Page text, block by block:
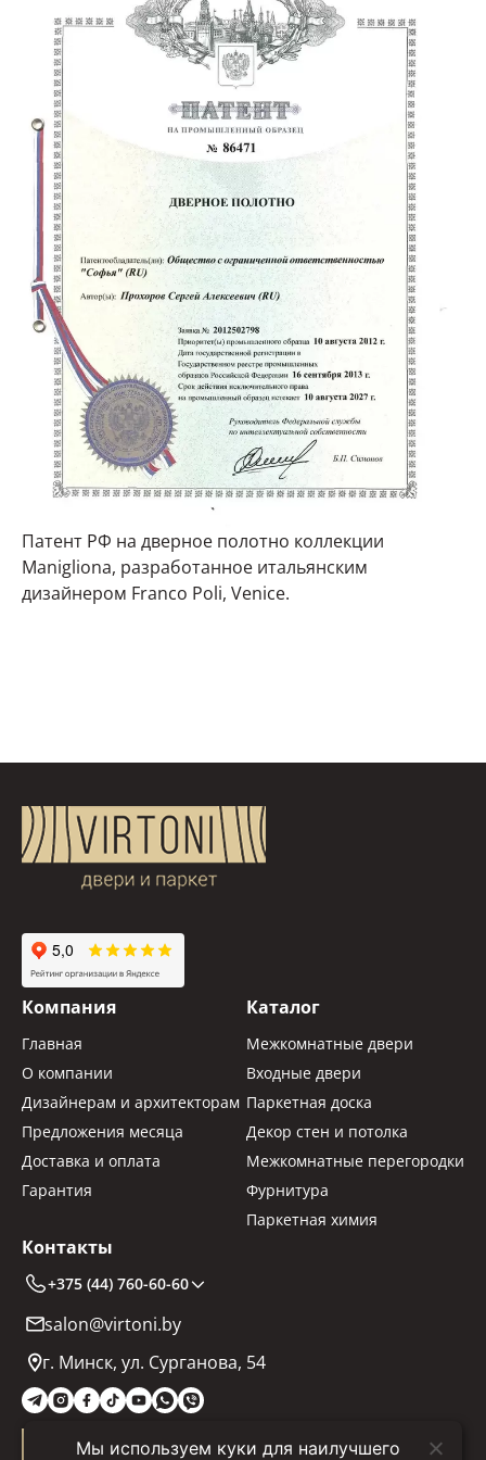
Патент РФ на дверное полотно коллекции
Manigliona, разработанное итальянским
дизайнером Franco Poli, Venice.
Компания
Главная
О компании
Дизайнерам и архитекторам
Предложения месяца
Доставка и оплата
Гарантия
Каталог
Межкомнатные двери
Входные двери
Паркетная доска
Декор стен и потолка
Межкомнатные перегородки
Фурнитура
Паркетная химия
Контакты
+375 (44) 760-60-60
salon@virtoni.by
г. Минск, ул. Сурганова, 54
Заказать звонок
Мы используем куки для наилучшего
Распродажа